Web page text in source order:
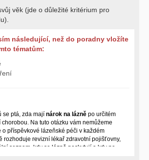
věk (jde o důležité kritérium pro
následující, než do poradny vložíte
tématům:
se ptá, zda mají nárok na lázně po určitém
Na tuto otázku vám nemůžeme
o příspěvkové lázeňské péči v každém
rozhoduje revizní lékař zdravotní pojišťovny,
seznam, kdy se lázně poskytují a kdy ne.